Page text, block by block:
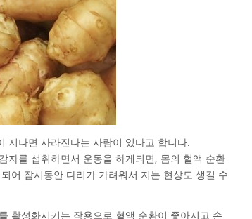
지나면 사라진다는 사람이 있다고 합니다.
자를 섭취하면서 운동을 하게되면, 몸의 혈액 순환
어 잠시동안 다리가 가려워서 지는 현상도 생길 수
활성화시키는 작용으로 혈액 순환이 좋아지고 손